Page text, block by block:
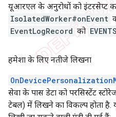
यूआरएल के अनुरोधों को इंटरसेप्ट
IsolatedWorker#onEvent
EventLogRecord को EVENTS
हमेशा के लिए नतीजे लिखना
सेवा के पास डेटा को परसिस्टेंट
टेबल) में लिखने का विकल्प होता है.